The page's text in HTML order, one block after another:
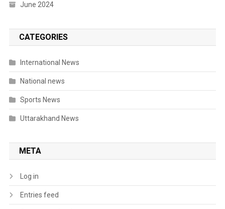
June 2024
CATEGORIES
International News
National news
Sports News
Uttarakhand News
META
Log in
Entries feed